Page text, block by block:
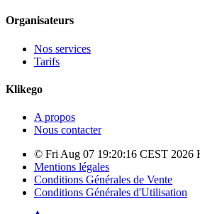
Organisateurs
Nos services
Tarifs
Klikego
A propos
Nous contacter
© Fri Aug 07 19:20:16 CEST 2026
Mentions légales
Conditions Générales de Vente
Conditions Générales d'Utilisation